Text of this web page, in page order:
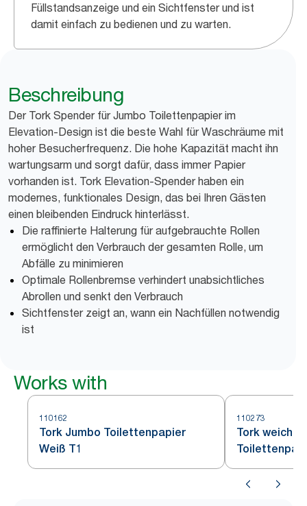
Füllstandsanzeige und ein Sichtfenster und ist
damit einfach zu bedienen und zu warten.
Beschreibung
Der Tork Spender für Jumbo Toilettenpapier im
Elevation-Design ist die beste Wahl für Waschräume mit
hoher Besucherfrequenz. Die hohe Kapazität macht ihn
wartungsarm und sorgt dafür, dass immer Papier
vorhanden ist. Tork Elevation-Spender haben ein
modernes, funktionales Design, das bei Ihren Gästen
einen bleibenden Eindruck hinterlässt.
Die raffinierte Halterung für aufgebrauchte Rollen
ermöglicht den Verbrauch der gesamten Rolle, um
Abfälle zu minimieren
Optimale Rollenbremse verhindert unabsichtliches
Abrollen und senkt den Verbrauch
Sichtfenster zeigt an, wann ein Nachfüllen notwendig
ist
Works with
110162
Tork Jumbo Toilettenpapier
Weiß T1
110273
Tork